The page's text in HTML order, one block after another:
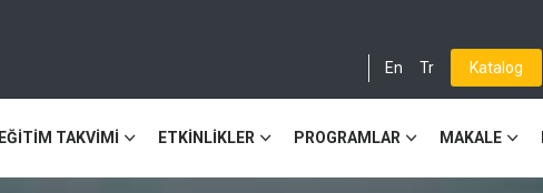
En
Tr Katalog
EĞİTİM TAKVİMİ ETKİNLİKLER PROGRAMLAR MAKALE